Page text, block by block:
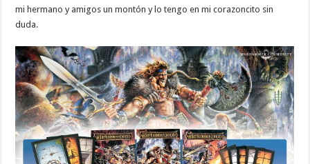
mi hermano y amigos un montón y lo tengo en mi corazoncito sin
duda.